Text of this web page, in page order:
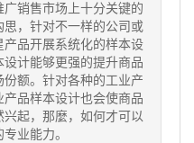
销售市场上十分关键的
，针对不一样的公司或
品开展系统化的样本设
计能够更强的提升商品
额。针对各种的工业产
品样本设计也会使商品
起，那麼，如何才可以
业能力。